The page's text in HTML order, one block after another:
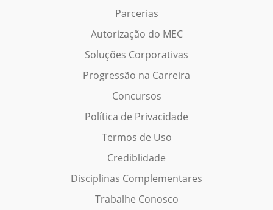
Parcerias
Autorização do MEC
Soluções Corporativas
Progressão na Carreira
Concursos
Política de Privacidade
Termos de Uso
Crediblidade
Disciplinas Complementares
Trabalhe Conosco